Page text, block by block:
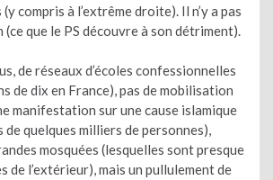
compris à l’extrême droite). Il n’y a pas
(ce que le PS découvre à son détriment).
de réseaux d’écoles confessionnelles
de dix en France), pas de mobilisation
manifestation sur une cause islamique
de quelques milliers de personnes),
mosquées (lesquelles sont presque
de l’extérieur), mais un pullulement de